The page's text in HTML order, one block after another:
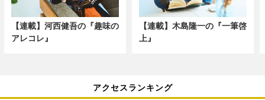
【連載】河西健吾の『趣味の
アレコレ』
【連載】木島隆一の『一筆啓
上』
アクセスランキング